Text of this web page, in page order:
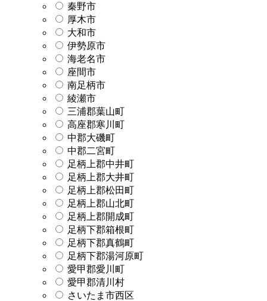
秦野市
厚木市
大和市
伊勢原市
海老名市
座間市
南足柄市
綾瀬市
三浦郡葉山町
高座郡寒川町
中郡大磯町
中郡二宮町
足柄上郡中井町
足柄上郡大井町
足柄上郡松田町
足柄上郡山北町
足柄上郡開成町
足柄下郡箱根町
足柄下郡真鶴町
足柄下郡湯河原町
愛甲郡愛川町
愛甲郡清川村
さいたま市西区